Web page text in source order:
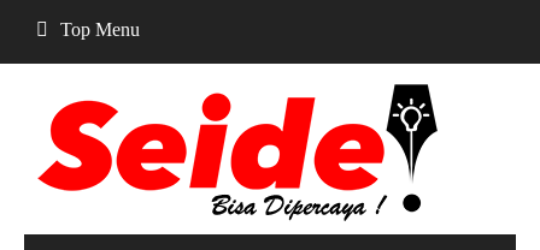
content
Top Menu